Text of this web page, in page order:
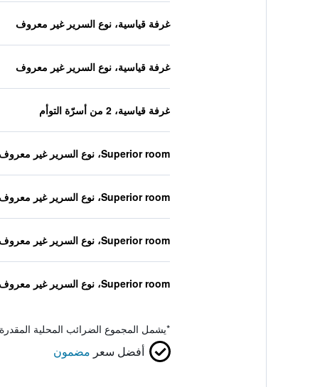
غرفة قياسية، نوع السرير غير معروف
غرفة قياسية، نوع السرير غير معروف
غرفة قياسية، 2 من أسرّة التوأم
Superior room، نوع السرير غير معروف
Superior room، نوع السرير غير معروف
Superior room، نوع السرير غير معروف
Superior room، نوع السرير غير معروف
*يشمل المجموع الضرائب المحلية
أفضل سعر مضمون